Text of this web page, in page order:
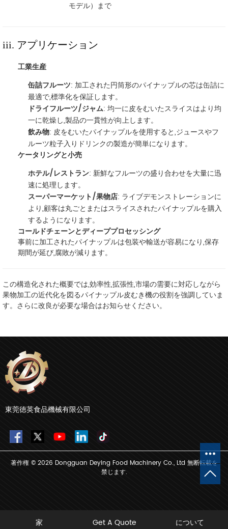
モデル）まで
iii. アプリケーション
工業生産
缶詰フルーツ: 加工された円筒形のパイナップルの芯は缶詰に
最適で,標準化を保証します。
ドライフルーツ/ジャム: 均一に皮をむいたスライスはより均
一に乾燥し,製品の一貫性が向上します。
飲み物: 皮をむいたパイナップルを使用すると,ジュースやフ
ルーツ粒子入りドリンクの製造が簡単になります。
ケータリングと小売
ホテル/レストラン: 新鮮なフルーツの盛り合わせを大量に迅
速に処理します。
スーパーマーケット/果物店: ライブデモンストレーションに
より,顧客は丸ごとまたはスライスされたパイナップルを購入
するようになります。
コールドチェーンとディーププロセッシング
事前に加工されたパイナップルは包装や輸送が容易になり,保存
期間が延び,腐敗が減ります。
この構造化された概要では,効率性,拡張性,市場の需要に対応しながら
果物加工の近代化を図るパイナップル皮むき機の役割を強調していま
す。さらに改良が必要な場合はお知らせください。
東莞徳英食品機械有限公司
著作権 © 2026 Dongguan Deying Food Machinery Co., Ltd 無断転載を
禁じます.
家 Get A Quote について